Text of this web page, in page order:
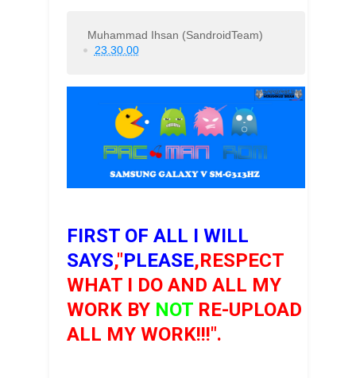
Muhammad Ihsan (SandroidTeam)
23.30.00
FIRST OF ALL I WILL
SAYS,"PLEASE,RESPECT
WHAT I DO AND ALL MY
WORK BY NOTRE-UPLOAD
ALL MY WORK!!!".